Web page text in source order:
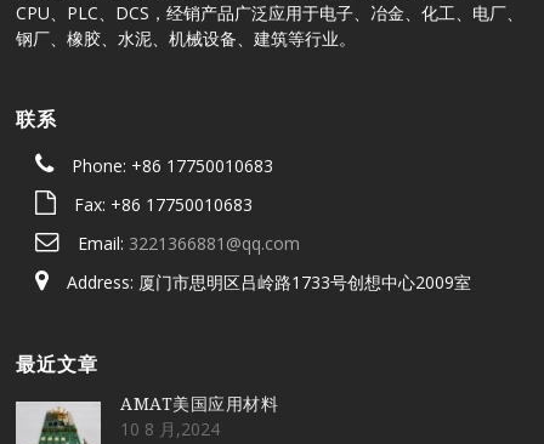
CPU、PLC、DCS，经销产品广泛应用于电子、冶金、化工、电厂、
钢厂、橡胶、水泥、机械设备、建筑等行业。
联系
Phone: +86 17750010683
Fax: +86 17750010683
Email: 3221366881@qq.com
Address: 厦门市思明区吕岭路1733号创想中心2009室
最近文章
AMAT美国应用材料
10 8 月,2024